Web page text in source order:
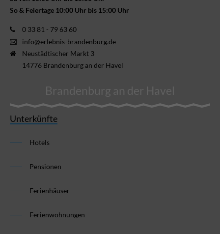
So & Feiertage 10:00 Uhr bis 15:00 Uhr
0 33 81 - 79 63 60
info@erlebnis-brandenburg.de
Neustädtischer Markt 3
14776 Brandenburg an der Havel
Brandenburg an der Havel
Unterkünfte
Hotels
Pensionen
Ferienhäuser
Ferienwohnungen